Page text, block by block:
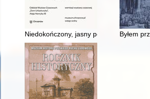
Niedokończony, jasny portret Twój... /J.
Byłem